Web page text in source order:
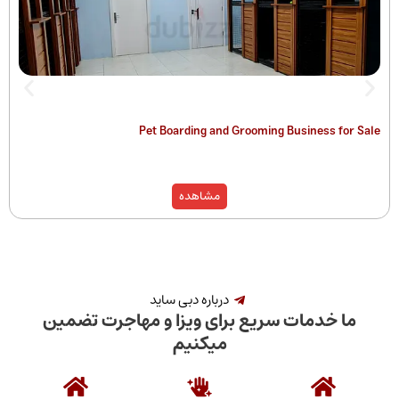
Pet Boarding and Grooming
درباره دبی ساید
سریع برای ویزا و مهاجرت تضمین